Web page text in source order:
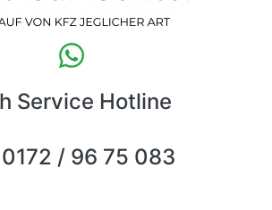
Service Hotline
0172 / 96 75 083